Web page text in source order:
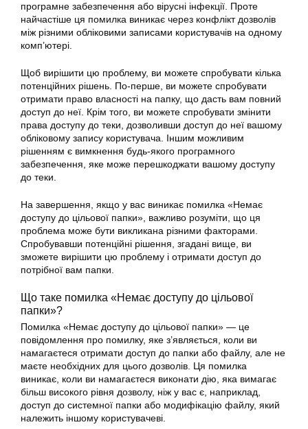
програмне забезпечення або вірусні інфекції. Проте
найчастіше ця помилка виникає через конфлікт дозволів
між різними обліковими записами користувачів на одному
комп’ютері.
Щоб вирішити цю проблему, ви можете спробувати кілька
потенційних рішень. По-перше, ви можете спробувати
отримати право власності на папку, що дасть вам повний
доступ до неї. Крім того, ви можете спробувати змінити
права доступу до теки, дозволивши доступ до неї вашому
обліковому запису користувача. Іншим можливим
рішенням є вимкнення будь-якого програмного
забезпечення, яке може перешкоджати вашому доступу
до теки.
На завершення, якщо у вас виникає помилка «Немає
доступу до цільової папки», важливо розуміти, що ця
проблема може бути викликана різними факторами.
Спробувавши потенційні рішення, згадані вище, ви
зможете вирішити цю проблему і отримати доступ до
потрібної вам папки.
Що таке помилка «Немає доступу до цільової
папки»?
Помилка «Немає доступу до цільової папки» — це
повідомлення про помилку, яке з’являється, коли ви
намагаєтеся отримати доступ до папки або файлу, але не
маєте необхідних для цього дозволів. Ця помилка
виникає, коли ви намагаєтеся виконати дію, яка вимагає
більш високого рівня дозволу, ніж у вас є, наприклад,
доступ до системної папки або модифікацію файлу, який
належить іншому користувачеві.